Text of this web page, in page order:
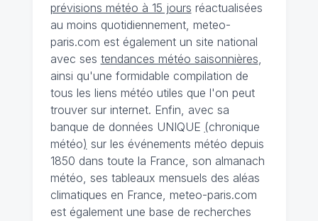
prévisions météo à 15 jours réactualisées
au moins quotidiennement, meteo-
paris.com est également un site national
avec ses tendances météo saisonnières,
ainsi qu'une formidable compilation de
tous les liens météo utiles que l'on peut
trouver sur internet. Enfin, avec sa
banque de données UNIQUE (chronique
météo) sur les événements météo depuis
1850 dans toute la France, son almanach
météo, ses tableaux mensuels des aléas
climatiques en France, meteo-paris.com
est également une base de recherches